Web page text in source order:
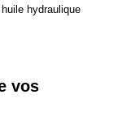
hydraulique
vos